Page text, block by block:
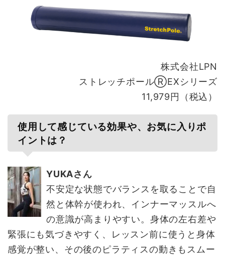
株式会社LPN
ストレッチポールⓇEXシリーズ
11,979円（税込）
使用して感じている効果や、お気に入りポ
イントは？
YUKAさん
不安定な状態でバランスを取ることで自
然と体幹が使われ、インナーマッスルへ
の意識が高まりやすい。身体の左右差や
緊張にも気づきやすく、レッスン前に使うと身体
感覚が整い、その後のピラティスの動きもスムー